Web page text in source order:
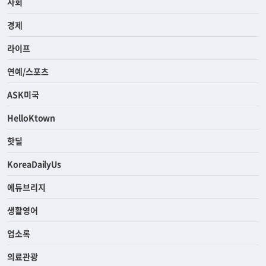
경제
라이프
연예/스포츠
ASK미국
HelloKtown
핫딜
KoreaDailyUs
에듀브리지
생활영어
업소록
의료관광